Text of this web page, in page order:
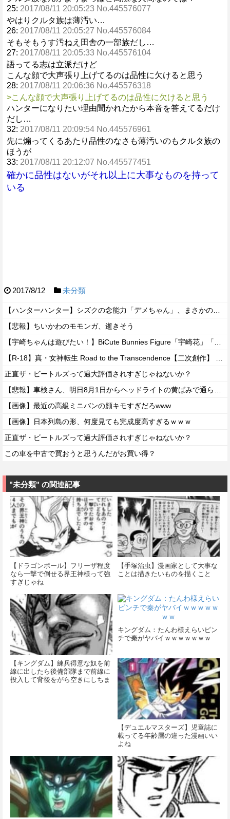
25: 2017/08/11 20:05:23 No.445576077
やはりクルタ族は薄汚い…
26: 2017/08/11 20:05:27 No.445576084
そもそもうす汚ねえ田舎の一部族だし…
27: 2017/08/11 20:05:33 No.445576104
語ってる志は立派だけど
こんな顔で大声張り上げてるのは品性に欠けると思う
28: 2017/08/11 20:06:36 No.445576318
>こんな顔で大声張り上げてるのは品性に欠けると思う
ハンターになりたい理由聞かれたから本音を答えてるだけ
だし…
32: 2017/08/11 20:09:54 No.445576961
先に煽ってくるあたり品性のなさも薄汚いのもクルタ族の
ほうが
33: 2017/08/11 20:12:07 No.445577451
確かに品性はないがそれ以上に大事なものを持って
いる
2017/8/12 未分類
【悲報】ちいかわのモモンガ、逝きそう
正直ザ・ビートルズって過大評価されすぎじゃねないか？
【画像】最近の高級ミニバンの顔キモすぎだろwww
【画像】日本列島の形、何度見ても完成度高すぎるｗｗｗ
正直ザ・ビートルズって過大評価されすぎじゃねないか？
この車を中古で買おうと思うんだがお買い得？
"未分類" の関連記事
【ドラゴンボール】フリーザ程度
なら一撃で倒せる界王神様って強
すぎじゃね
【手塚治虫】漫画家として大事な
ことは描きたいものを描くこと
【キングダム】練兵得意な奴を前
線に出したら後備部隊まで前線に
投入して背後をがら空きにしちま
キングダム：たんわ様えらいピン
チで秦がヤバイｗｗｗｗｗｗｗ
【デュエルマスターズ】児童誌に
載ってる年齢層の違った漫画いい
よね